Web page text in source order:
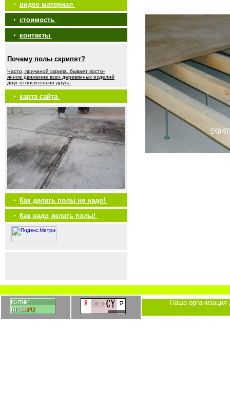
• видео материал
• стоимость
• контакты
Почему полы скрипят?
Часто, причиной скрипа, бывает посто-
янное движение всех деревянных изделий
друг относительно друга.
• карта сайта
•
Как делать полы не надо!
•
Как надо делать полы!
Наша